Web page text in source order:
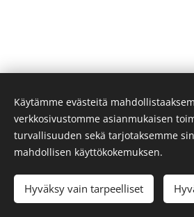
Jukka Iisakkila / conductor-musician-
reserved
Evästeet
Käytämme evästeitä
verkkosivustomme asianmukaisen
turvallisuuden sekä tarjotaksemme
mahdollisen käyttökokemuksen.
Hyväksy vain tarpeelliset